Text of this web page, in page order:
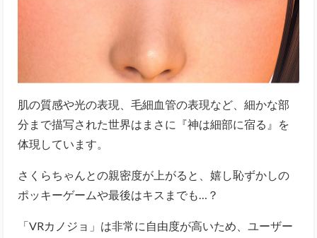
肌の質感や光の表現、毛細血管の表現など、細かな部
分まで描写された世界はまさに『神は細部に宿る』を
体現しています。
さくらちゃんとの親密度が上がると、嬉し恥ずかしの
ポッキーゲームや最後はキスまでも…？
「VRカノジョ」は非常に自由度が高いため、ユーザー